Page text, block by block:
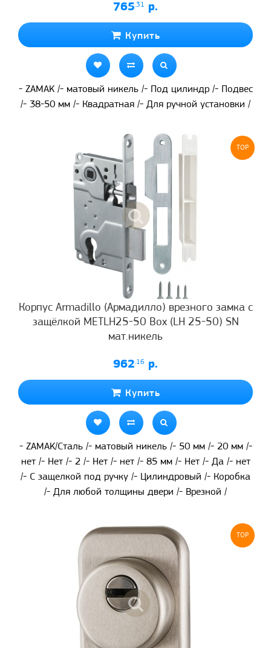
765.31 р.
Купить
- ZAMAK /- матовый никель /- Под цилиндр /- Подвес
/- 38-50 мм /- Квадратная /- Для ручной установки /
TOP
Корпус Armadillo (Армадилло) врезного замка c
защёлкой METLH25-50 Box (LH 25-50) SN
мат.никель
962.16 р.
Купить
- ZAMAK/Сталь /- матовый никель /- 50 мм /- 20 мм /-
нет /- Нет /- 2 /- Нет /- нет /- 85 мм /- Нет /- Да /- нет
/- С защелкой под ручку /- Цилиндровый /- Коробка
/- Для любой толщины двери /- Врезной /
TOP